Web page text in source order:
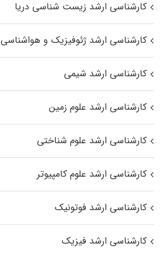
کارشناسی ارشد زیست‌ شناسی دریا
کارشناسی ارشد ژئوفیزیک و هواشناسی
کارشناسی ارشد شیمی
کارشناسی ارشد علوم زمین
کارشناسی ارشد علوم شناختی
کارشناسی ارشد علوم کامپیوتر
کارشناسی ارشد فوتونیک
کارشناسی ارشد فیزیک